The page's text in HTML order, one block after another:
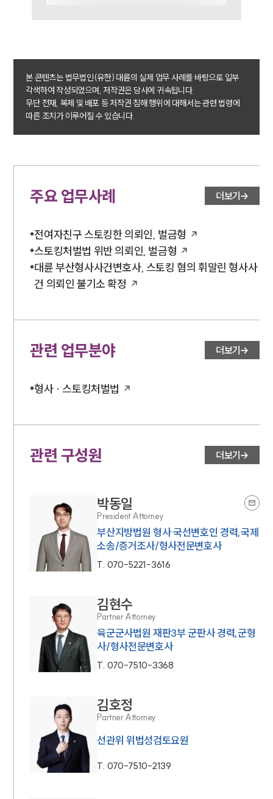
본 콘텐츠는 법무법인(유한) 대륜의 실제 업무 사례를 바탕으로 일부
각색하여 작성되었으며, 저작권은 당사에 귀속됩니다.
무단 전재, 복제 및 배포 등 저작권 침해 행위에 대해서는 관련 법령에
따른 조치가 이루어질 수 있습니다.
주요 업무사례 더보기
전여자친구 스토킹한 의뢰인, 벌금형
스토킹처벌법 위반 의뢰인, 벌금형
대륜 부산형사사건변호사, 스토킹 혐의 휘말린 형사사
건 의뢰인 불기소 확정
관련 업무분야 더보기
형사 · 스토킹처벌법
관련 구성원 더보기
박동일
President Attorney
부산지방법원 형사 국선변호인 경력,국제
소송/증거조사/형사전문변호사
T. 070-5221-3616
김현수
Partner Attorney
육군군사법원 재판3부 군판사 경력,군형
사/형사전문변호사
T. 070-7510-3368
김호정
Partner Attorney
선관위 위법성검토요원
T. 070-7510-2139